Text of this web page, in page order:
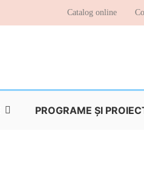
Catalog online
PROGRAME ŞI